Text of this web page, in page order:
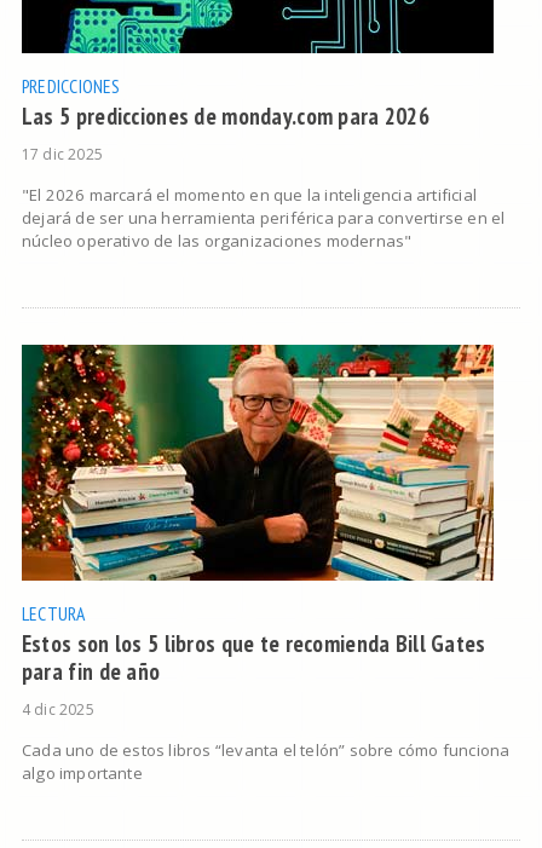
PREDICCIONES
Las 5 predicciones de monday.com para 2026
17 dic 2025
"El 2026 marcará el momento en que la inteligencia artificial
dejará de ser una herramienta periférica para convertirse en el
núcleo operativo de las organizaciones modernas"
LECTURA
Estos son los 5 libros que te recomienda Bill Gates
para fin de año
4 dic 2025
Cada uno de estos libros “levanta el telón” sobre cómo funciona
algo importante